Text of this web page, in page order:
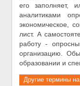
его заполняет,
аналитиками
экономическое,
лист. А
работу -
организацию.
образовании и
Другие термины